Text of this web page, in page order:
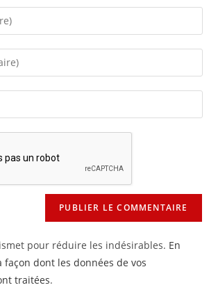
pour réduire les indésirables. En
dont les données de vos
traitées.